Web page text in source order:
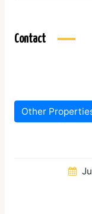
Contact
Other